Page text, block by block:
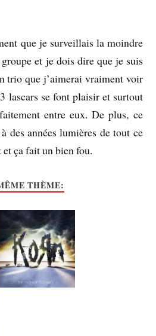
que je surveillais la moindre
et je dois dire que je suis
trio que j’aimerai vraiment voir
lascars se font plaisir et surtout
entre eux. De plus, ce
des années lumières de tout ce
ça fait un bien fou.
THÈME: